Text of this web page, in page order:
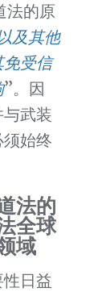
法的原
及其他
受信
”。因
武装
始终
法的
全球
域
日益